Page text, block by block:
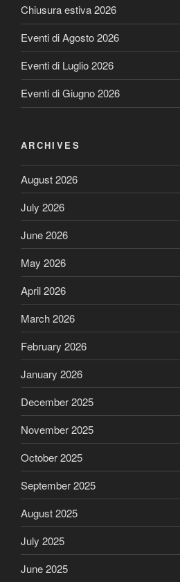
Chiusura estiva 2026
Eventi di Agosto 2026
Eventi di Luglio 2026
Eventi di Giugno 2026
ARCHIVES
August 2026
July 2026
June 2026
May 2026
April 2026
March 2026
February 2026
January 2026
December 2025
November 2025
October 2025
September 2025
August 2025
July 2025
June 2025